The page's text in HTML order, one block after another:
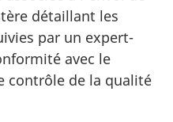
détaillant les
par un expert-
avec le
contrôle de la qualité